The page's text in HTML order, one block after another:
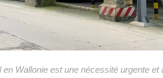
Wallonie est une nécessité urgente